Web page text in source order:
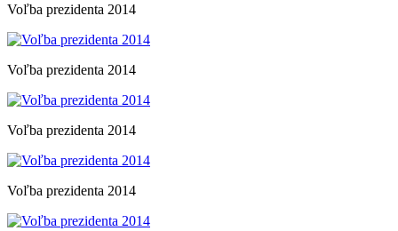
Voľba prezidenta 2014
Voľba prezidenta 2014
Voľba prezidenta 2014
Voľba prezidenta 2014